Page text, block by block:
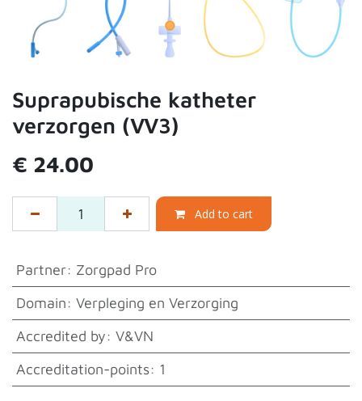
Suprapubische katheter
verzorgen (VV3)
€ 24.00
Add to cart
Partner: Zorgpad Pro
Domain: Verpleging en Verzorging
Accredited by: V&VN
Accreditation-points: 1